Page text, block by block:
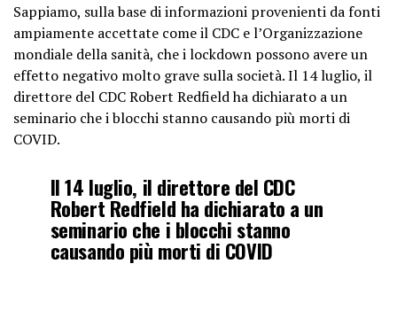
Sappiamo, sulla base di informazioni provenienti da fonti
ampiamente accettate come il CDC e l’Organizzazione
mondiale della sanità, che i lockdown possono avere un
effetto negativo molto grave sulla società. Il 14 luglio, il
direttore del CDC Robert Redfield ha dichiarato a un
seminario che i blocchi stanno causando più morti di
COVID.
Il 14 luglio, il direttore del CDC
Robert Redfield ha dichiarato a un
seminario che i blocchi stanno
causando più morti di COVID